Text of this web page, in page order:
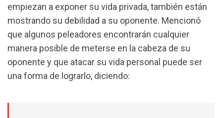
empiezan a exponer su vida privada, también están
mostrando su debilidad a su oponente. Mencionó
que algunos peleadores encontrarán cualquier
manera posible de meterse en la cabeza de su
oponente y que atacar su vida personal puede ser
una forma de lograrlo, diciendo: